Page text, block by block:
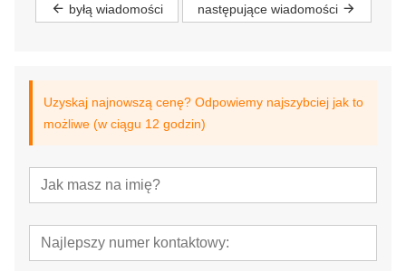
byłą wiadomości następujące wiadomości
Uzyskaj najnowszą cenę? Odpowiemy najszybciej jak to
możliwe (w ciągu 12 godzin)